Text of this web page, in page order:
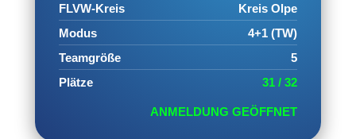
FLVW-Kreis
Kreis Olpe
Modus
4+1 (TW)
Teamgröße
5
Plätze
31 / 32
ANMELDUNG GEÖFFNET